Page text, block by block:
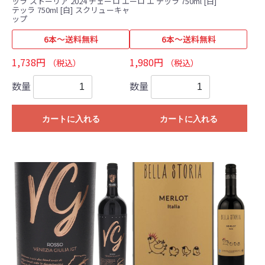
テッラ 750ml [白] スクリューキャ
ップ
6本～送料無料
1,738円 （税込）
数量
カートに入れる
6本～送料無料
1,980円 （税込）
数量
カートに入れる